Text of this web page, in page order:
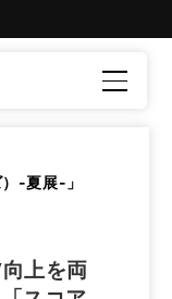
-夏展-」
上を両